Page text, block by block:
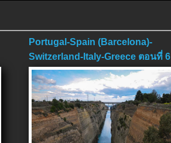
Portugal-Spain (Barcelona)-
Switzerland-Italy-Greece ตอนที่ 6
ตอนจบ